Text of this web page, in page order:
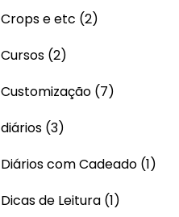
Crops e etc (2)
Cursos (2)
Customização (7)
diários (3)
Diários com Cadeado (1)
Dicas de Leitura (1)